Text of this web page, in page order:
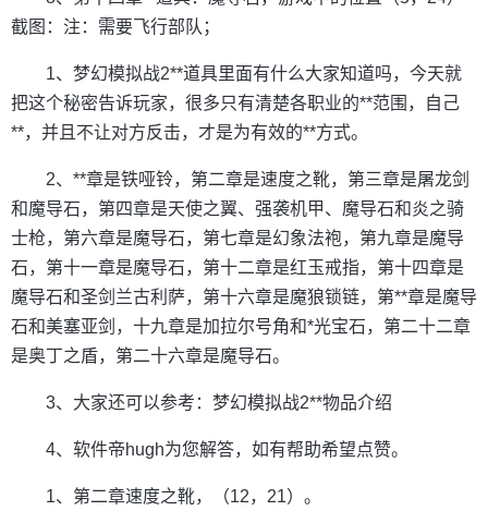
截图：注：需要飞行部队；
1、梦幻模拟战2**道具里面有什么大家知道吗，今天就
把这个秘密告诉玩家，很多只有清楚各职业的**范围，自己
**，并且不让对方反击，才是为有效的**方式。
2、**章是铁哑铃，第二章是速度之靴，第三章是屠龙剑
和魔导石，第四章是天使之翼、强袭机甲、魔导石和炎之骑
士枪，第六章是魔导石，第七章是幻象法袍，第九章是魔导
石，第十一章是魔导石，第十二章是红玉戒指，第十四章是
魔导石和圣剑兰古利萨，第十六章是魔狼锁链，第**章是魔导
石和美塞亚剑，十九章是加拉尔号角和*光宝石，第二十二章
是奥丁之盾，第二十六章是魔导石。
3、大家还可以参考：梦幻模拟战2**物品介绍
4、软件帝hugh为您解答，如有帮助希望点赞。
1、第二章速度之靴，（12，21）。